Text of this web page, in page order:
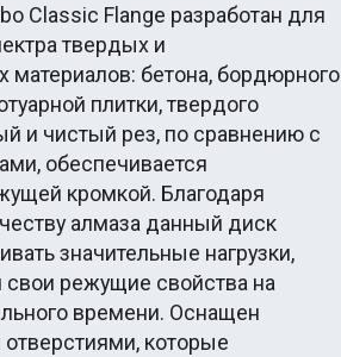
Classic Flange разработан для
твердых и
материалов: бетона, бордюрного
плитки, твердого
и чистый рез, по сравнению с
обеспечивается
кромкой. Благодаря
алмаза данный диск
значительные нагрузки,
свои режущие свойства на
времени. Оснащен
которые